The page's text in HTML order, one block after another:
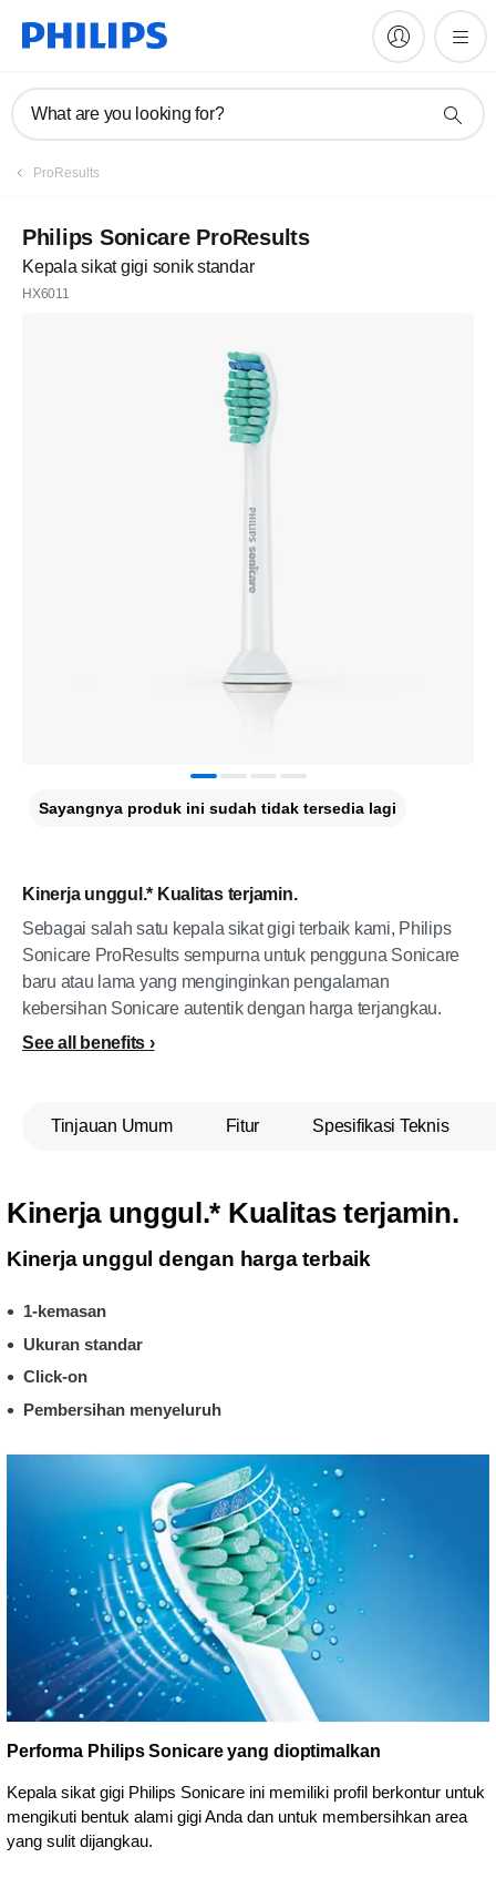
What are you looking for?
ProResults
Philips Sonicare ProResults
Kepala sikat gigi sonik standar
HX6011
Kinerja unggul.* Kualitas terjamin.
Sebagai salah satu kepala sikat gigi terbaik kami, Philips
Sonicare ProResults sempurna untuk pengguna Sonicare
baru atau lama yang menginginkan pengalaman
kebersihan Sonicare autentik dengan harga terjangkau.
See all benefits
Sayangnya produk ini sudah tidak tersedia lagi
Tinjauan Umum Fitur Spesifikasi Teknis
Kinerja unggul.* Kualitas terjamin.
Kinerja unggul dengan harga terbaik
1-kemasan
Ukuran standar
Click-on
Pembersihan menyeluruh
Performa Philips Sonicare yang dioptimalkan
Kepala sikat gigi Philips Sonicare ini memiliki profil berkontur untuk
mengikuti bentuk alami gigi Anda dan untuk membersihkan area
yang sulit dijangkau.